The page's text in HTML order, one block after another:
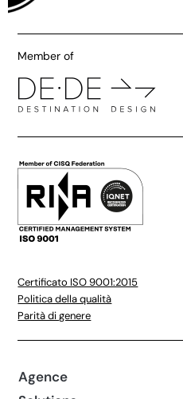
Member of
Certificato ISO 9001:2015
Politica della qualità
Parità di genere
Agence